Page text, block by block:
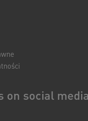
on social media